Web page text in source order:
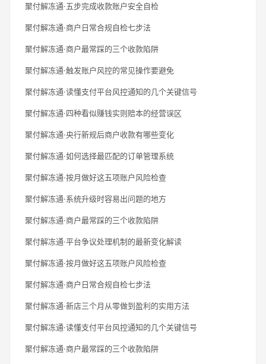
聚付解冻通·五步完成收款账户安全自检
聚付解冻通·商户日常合规自检七步法
聚付解冻通·商户最常踩的三个收款陷阱
聚付解冻通·触发账户风控的常见操作要避免
聚付解冻通·读懂支付平台风控通知的几个关键信号
聚付解冻通·四种看似赚钱实则赔本的经营误区
聚付解冻通·央行新规后商户收款有哪些变化
聚付解冻通·如何选择最匹配的订单管理系统
聚付解冻通·按月做好这五项账户风险检查
聚付解冻通·系统升级时容易出问题的地方
聚付解冻通·商户最常踩的三个收款陷阱
聚付解冻通·平台争议处理机制的最新变化解读
聚付解冻通·按月做好这五项账户风险检查
聚付解冻通·商户日常合规自检七步法
聚付解冻通·新店三个月从零做到盈利的实用方法
聚付解冻通·读懂支付平台风控通知的几个关键信号
聚付解冻通·商户最常踩的三个收款陷阱